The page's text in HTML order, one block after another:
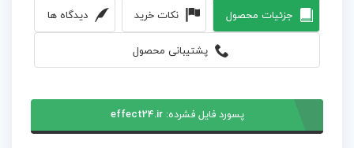
جزئیات محصول نکات خرید دیدگاه ها
پشتیبانی محصول
پسورد فایل فشرده:effect24.ir